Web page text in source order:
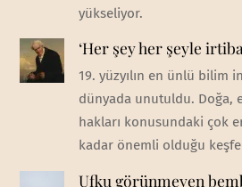
yükseliyor.
‘Her şey her şeyle
19. yüzyılın en ünlü bilim
dünyada unutuldu. Doğa,
hakları konusundaki çok
kadar önemli olduğu
Ufku görünmeyen